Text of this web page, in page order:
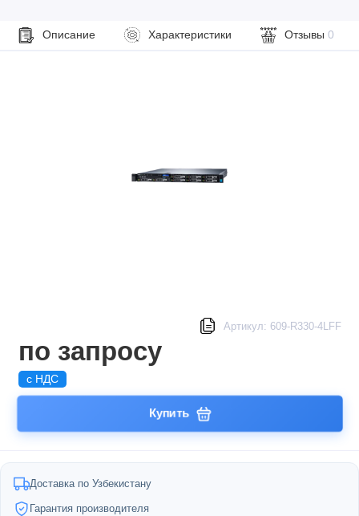
Описание Характеристики Отзывы 0
Артикул: 609-R330-4LFF
по запросу
с НДС
Купить
Доставка по Узбекистану
Гарантия производителя